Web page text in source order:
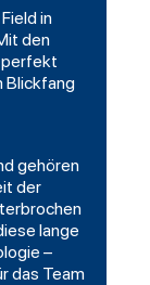
in
den
perfekt
Blickfang
gehören
der
lange
–
das Team